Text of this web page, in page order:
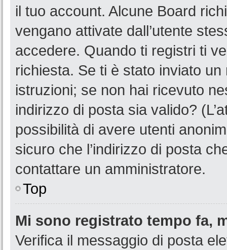
il tuo account. Alcune Board
vengano attivate dall’utente
accedere. Quando ti registri ti
richiesta. Se ti è stato inviato
istruzioni; se non hai ricevuto
indirizzo di posta sia valido?
possibilità di avere utenti
sicuro che l’indirizzo di posta
contattare un amministratore.
Top
Mi sono registrato tempo fa,
Verifica il messaggio di posta